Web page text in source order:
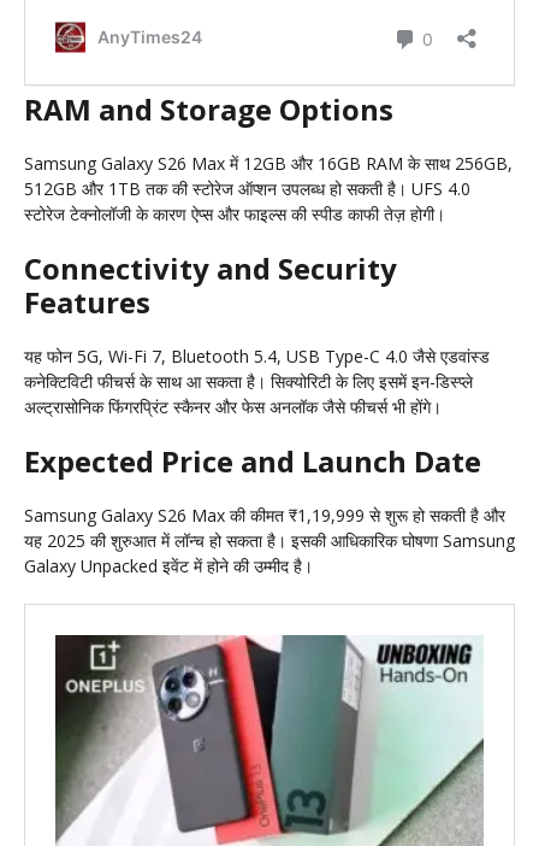
RAM and Storage Options
Samsung Galaxy S26 Max में 12GB और 16GB RAM के साथ 256GB,
512GB और 1TB तक की स्टोरेज ऑप्शन उपलब्ध हो सकती है। UFS 4.0
स्टोरेज टेक्नोलॉजी के कारण ऐप्स और फाइल्स की स्पीड काफी तेज़ होगी।
Connectivity and Security
Features
यह फोन 5G, Wi-Fi 7, Bluetooth 5.4, USB Type-C 4.0 जैसे एडवांस्ड
कनेक्टिविटी फीचर्स के साथ आ सकता है। सिक्योरिटी के लिए इसमें इन-डिस्प्ले
अल्ट्रासोनिक फिंगरप्रिंट स्कैनर और फेस अनलॉक जैसे फीचर्स भी होंगे।
Expected Price and Launch Date
Samsung Galaxy S26 Max की कीमत ₹1,19,999 से शुरू हो सकती है और
यह 2025 की शुरुआत में लॉन्च हो सकता है। इसकी आधिकारिक घोषणा Samsung
Galaxy Unpacked इवेंट में होने की उम्मीद है।